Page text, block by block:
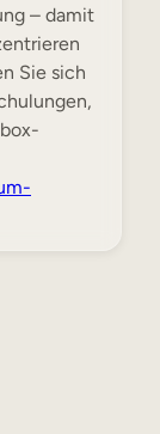
– damit
Sie sich